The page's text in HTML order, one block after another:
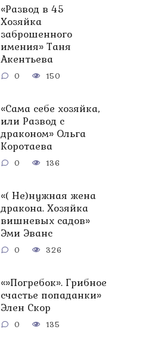
«Развод в 45
Хозяйка
заброшенного
имения» Таня
Акентьева
0 150
«Сама себе хозяйка,
или Развод с
драконом» Ольга
Коротаева
0 136
«( Не)нужная жена
дракона. Хозяйка
вишневых садов»
Эми Эванс
0 326
«»Погребок». Грибное
счастье попаданки»
Элен Скор
0 135